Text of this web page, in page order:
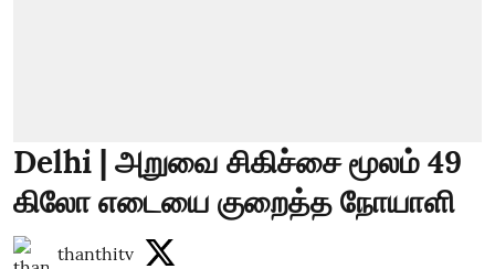
Delhi | அறுவை சிகிச்சை மூலம் 49
கிலோ எடையை குறைத்த நோயாளி
thanthitv